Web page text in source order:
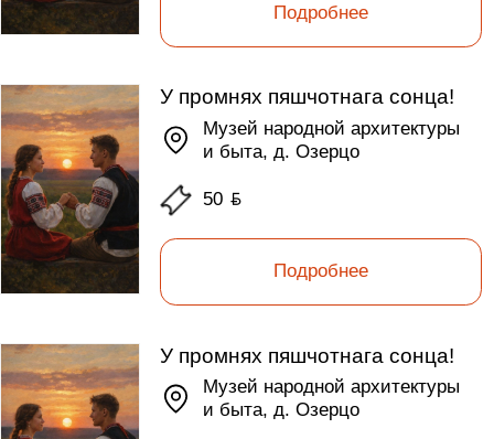
Подробнее
У промнях пяшчотнага сонца!
Музей народной архитектуры
и быта, д. Озерцо
50ƃ
Подробнее
У промнях пяшчотнага сонца!
Музей народной архитектуры
и быта, д. Озерцо